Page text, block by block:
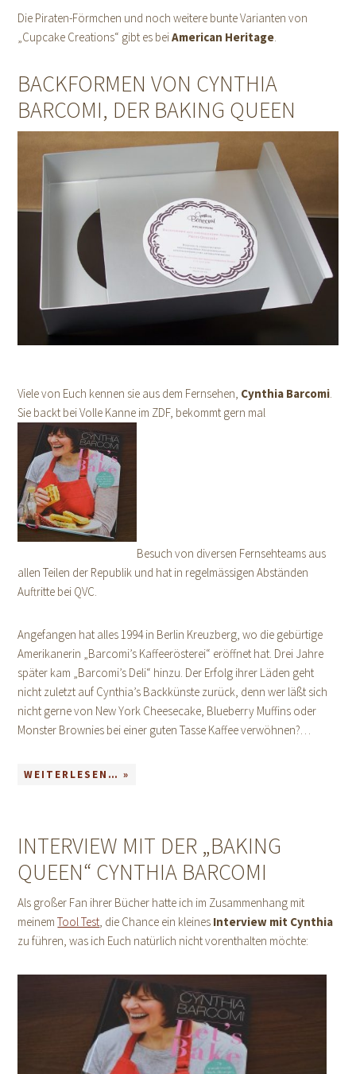
Die Piraten-Förmchen und noch weitere bunte Varianten von
„Cupcake Creations“ gibt es beiAmerican Heritage.
BACKFORMEN VON CYNTHIA
BARCOMI, DER BAKING QUEEN
Viele von Euch kennen sie aus dem Fernsehen, Cynthia Barcomi.
Sie backt bei Volle Kanne im ZDF, bekommt gern mal
Besuch von diversen Fernsehteams aus
allen Teilen der Republik und hat in regelmässigen Abständen
Auftritte bei QVC.
Angefangen hat alles 1994 in Berlin Kreuzberg, wo die gebürtige
Amerikanerin „Barcomi’s Kaffeerösterei“ eröffnet hat. Drei Jahre
später kam „Barcomi’s Deli“ hinzu. Der Erfolg ihrer Läden geht
nicht zuletzt auf Cynthia’s Backkünste zurück, denn wer läßt sich
nicht gerne von New York Cheesecake, Blueberry Muffins oder
Monster Brownies bei einer guten Tasse Kaffee verwöhnen?…
WEITERLESEN… »
INTERVIEW MIT DER „BAKING
QUEEN“ CYNTHIA BARCOMI
Als großer Fan ihrer Bücher hatte ich im Zusammenhang mit
meinemTool Test, die Chance ein kleines Interview mit Cynthia
zu führen, was ich Euch natürlich nicht vorenthalten möchte: